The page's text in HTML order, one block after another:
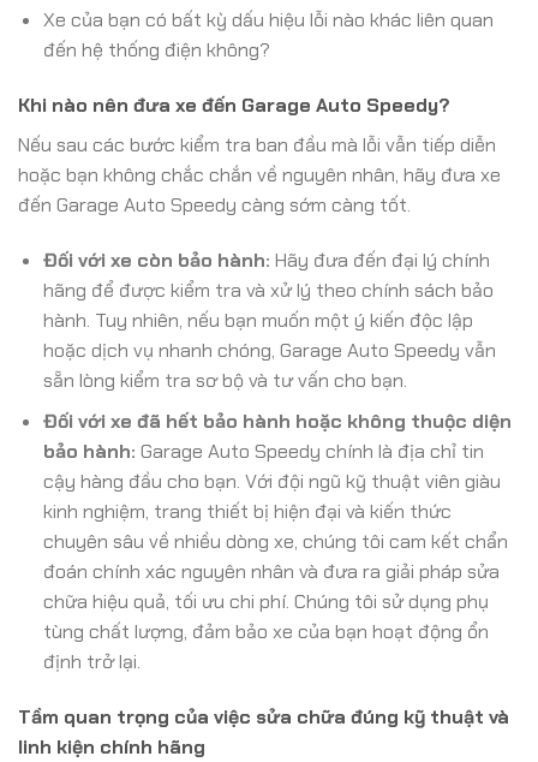
Xe của bạn có bất kỳ dấu hiệu lỗi nào khác liên quan
đến hệ thống điện không?
Khi nào nên đưa xe đến Garage Auto Speedy?
Nếu sau các bước kiểm tra ban đầu mà lỗi vẫn tiếp diễn
hoặc bạn không chắc chắn về nguyên nhân, hãy đưa xe
đến Garage Auto Speedy càng sớm càng tốt.
Đối với xe còn bảo hành: Hãy đưa đến đại lý chính
hãng để được kiểm tra và xử lý theo chính sách bảo
hành. Tuy nhiên, nếu bạn muốn một ý kiến độc lập
hoặc dịch vụ nhanh chóng, Garage Auto Speedy vẫn
sẵn lòng kiểm tra sơ bộ và tư vấn cho bạn.
Đối với xe đã hết bảo hành hoặc không thuộc diện
bảo hành: Garage Auto Speedy chính là địa chỉ tin
cậy hàng đầu cho bạn. Với đội ngũ kỹ thuật viên giàu
kinh nghiệm, trang thiết bị hiện đại và kiến thức
chuyên sâu về nhiều dòng xe, chúng tôi cam kết chẩn
đoán chính xác nguyên nhân và đưa ra giải pháp sửa
chữa hiệu quả, tối ưu chi phí. Chúng tôi sử dụng phụ
tùng chất lượng, đảm bảo xe của bạn hoạt động ổn
định trở lại.
Tầm quan trọng của việc sửa chữa đúng kỹ thuật và
linh kiện chính hãng